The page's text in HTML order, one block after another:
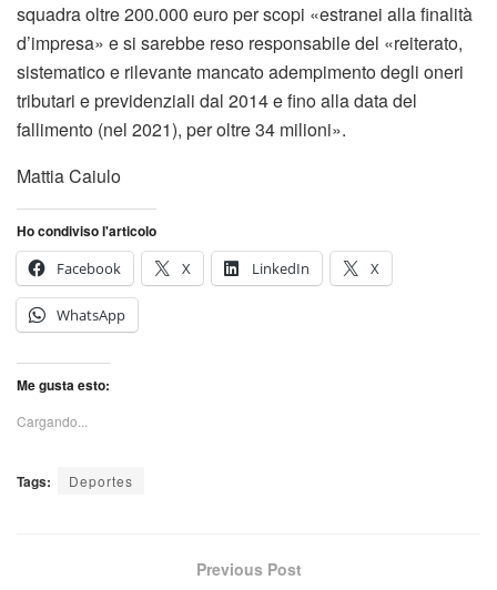
squadra oltre 200.000 euro per scopi «estranei alla finalità
d’impresa» e si sarebbe reso responsabile del «reiterato,
sistematico e rilevante mancato adempimento degli oneri
tributari e previdenziali dal 2014 e fino alla data del
fallimento (nel 2021), per oltre 34 milioni».
Mattia Caiulo
Ho condiviso l'articolo
Facebook
X LinkedIn X
WhatsApp
Me gusta esto:
Cargando...
Tags: Deportes
Previous Post